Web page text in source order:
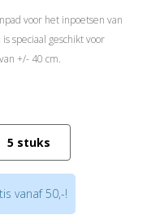
voor het inpoetsen van
speciaal geschikt voor
+/- 40 cm.
5 stuks
vanaf 50,-!